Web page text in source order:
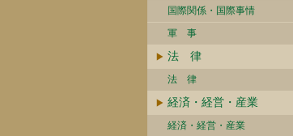
国際関係・国際事情
軍 事
法 律
法 律
経済・経営・産業
経済・経営・産業